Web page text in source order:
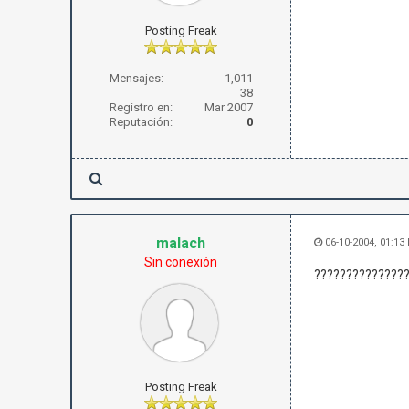
Posting Freak
Mensajes:
1,011
38
Registro en:
Mar 2007
Reputación:
0
malach
Sin conexión
Posting Freak
06-10-2004, 01:13